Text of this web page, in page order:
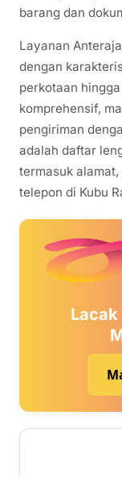
barang dan
Layanan
dengan
perkotaan
komprehensif,
pengiriman
adalah daftar
termasuk
telepon di Kubu
Lacak